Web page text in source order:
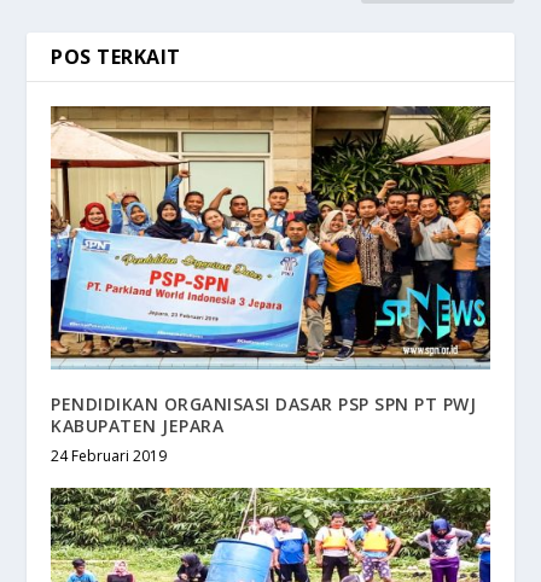
POS TERKAIT
PENDIDIKAN ORGANISASI DASAR PSP SPN PT PWJ
KABUPATEN JEPARA
24 Februari 2019